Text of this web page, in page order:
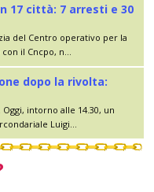
17 città: 7 arresti e 30
del Centro operativo per la
il Cncpo, n...
dopo la rivolta:
intorno alle 14.30, un
Luigi...